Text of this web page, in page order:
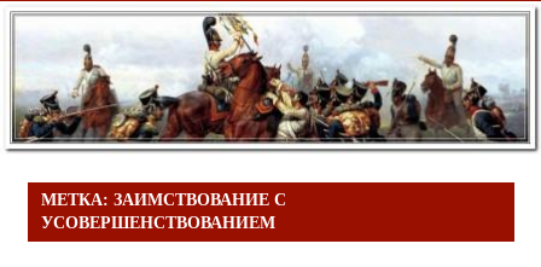
МЕТКА: ЗАИМСТВОВАНИЕ С
УСОВЕРШЕНСТВОВАНИЕМ